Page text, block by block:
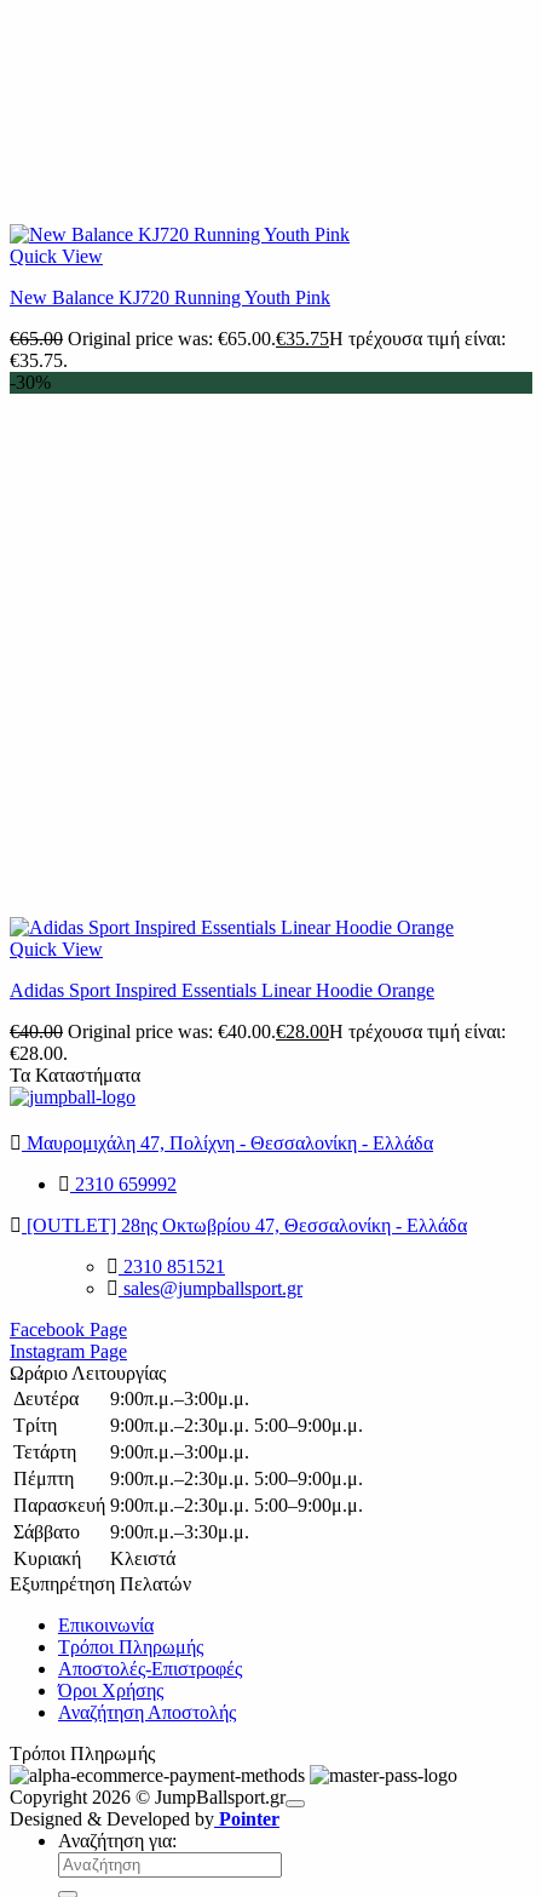
Quick View
New Balance KJ720 Running Youth Pink
€65.00 Original price was: €65.00.€35.75Η τρέχουσα τιμή είναι:
€35.75.
-30%
Quick View
Adidas Sport Inspired Essentials Linear Hoodie Orange
€40.00 Original price was: €40.00.€28.00Η τρέχουσα τιμή είναι:
€28.00.
Τα Καταστήματα
Μαυρομιχάλη 47, Πολίχνη - Θεσσαλονίκη - Ελλάδα
2310 659992
[OUTLET] 28ης Οκτωβρίου 47, Θεσσαλονίκη - Ελλάδα
2310 851521
sales@jumpballsport.gr
Facebook Page
Instagram Page
Ωράριο Λειτουργίας
Δευτέρα
9:00π.μ.–3:00μ.μ.
Τρίτη
9:00π.μ.–2:30μ.μ. 5:00–9:00μ.μ.
Τετάρτη
9:00π.μ.–3:00μ.μ.
Πέμπτη
9:00π.μ.–2:30μ.μ. 5:00–9:00μ.μ.
Παρασκευή 9:00π.μ.–2:30μ.μ. 5:00–9:00μ.μ.
Σάββατο
9:00π.μ.–3:30μ.μ.
Κυριακή
Κλειστά
Εξυπηρέτηση Πελατών
Επικοινωνία
Τρόποι Πληρωμής
Αποστολές-Επιστροφές
Όροι Χρήσης
Αναζήτηση Αποστολής
Τρόποι Πληρωμής
Copyright 2026 © JumpBallsport.gr
Designed & Developed by Pointer
Αναζήτηση για: